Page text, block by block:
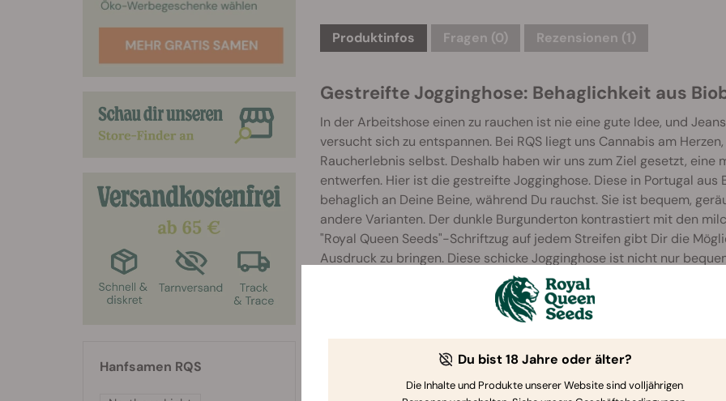
Produktinfos Fragen (0) Rezensionen (1)
Gestreifte Jogginghose: Behaglichkeit aus
In der Arbeitshose einen zu rauchen ist nie eine gute Idee, und
versucht sich zu entspannen. Bei RQS liegt uns Cannabis am
Raucherlebnis selbst. Deshalb haben wir uns zum Ziel gesetzt, eine
entwerfen. Hier ist die gestreifte Jogginghose. Diese in Portugal
behaglich an Deine Beine, während Du rauchst. Sie ist bequem,
andere Varianten. Der dunkle Burgunderton kontrastiert mit den
"Royal Queen Seeds"-Schriftzug auf jedem Streifen gibt Dir die
Ausdruck zu bringen. Diese schicke Jogginghose ist nicht nur
zum Einkaufen oder um sich mit Freunden zum Rauchen zu treffen.
wir haben die richtige Größe für Dich.
Hanfsamen RQS Du bist 18 Jahre oder älter?
Die Inhalte und Produkte unserer Website sind volljährigen